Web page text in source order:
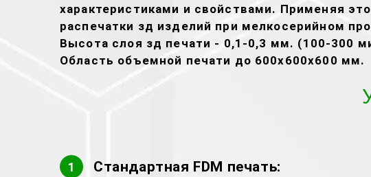
характеристиками и свойствами. Применяя
распечатки зд изделий при мелкосерийном
Высота слоя зд печати - 0,1-0,3 мм. (100-300
Область объемной печати до 600х600х600 мм.
1 Стандартная FDM печать: